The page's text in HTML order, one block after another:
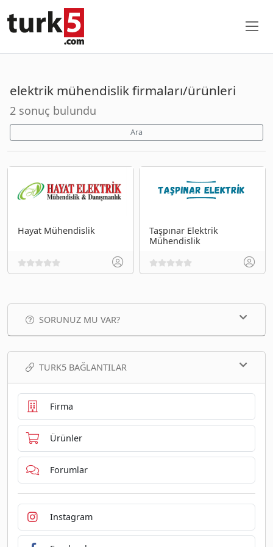
elektrik mühendislik firmaları/ürünleri
2 sonuç bulundu
Ara
Hayat Mühendislik
Taşpınar Elektrik
Mühendislik
SORUNUZ MU VAR?
TURK5 BAĞLANTILAR
Firma
Ürünler
Forumlar
Instagram